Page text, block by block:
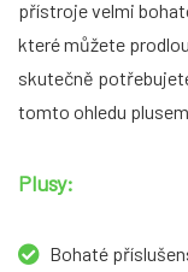
přístroje velmi
které můžete
skutečně
tomto ohledu
Plusy:
Bohaté